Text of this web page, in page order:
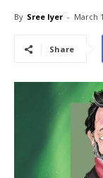
By Sree Iyer - March
Share